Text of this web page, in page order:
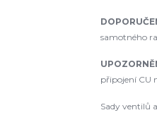
samotného
připojení CU
Sady ventilů